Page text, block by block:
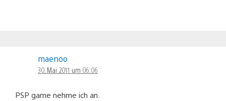
maenoo
30. Mai 2011 um 06:06
PSP game nehme ich an.